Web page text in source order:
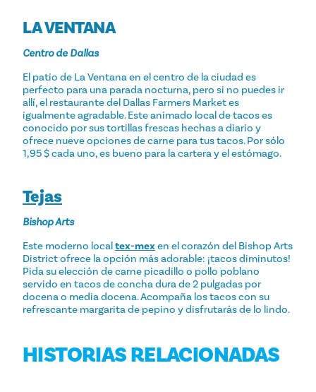
LA VENTANA
Centro de Dallas
El patio de La Ventana en el centro de la ciudad es
perfecto para una parada nocturna, pero si no puedes ir
allí, el restaurante del Dallas Farmers Market es
igualmente agradable. Este animado local de tacos es
conocido por sus tortillas frescas hechas a diario y
ofrece nueve opciones de carne para tus tacos. Por sólo
1,95 $ cada uno, es bueno para la cartera y el estómago.
Tejas
Bishop Arts
Este moderno localtex-mexen el corazón del Bishop Arts
District ofrece la opción más adorable: ¡tacos diminutos!
Pida su elección de carne picadillo o pollo poblano
servido en tacos de concha dura de 2 pulgadas por
docena o media docena. Acompaña los tacos con su
refrescante margarita de pepino y disfrutarás de lo lindo.
HISTORIAS RELACIONADAS